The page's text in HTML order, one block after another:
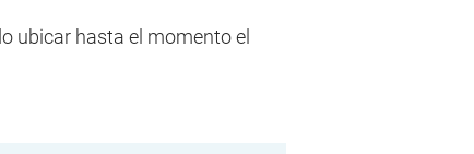
ubicar hasta el momento el